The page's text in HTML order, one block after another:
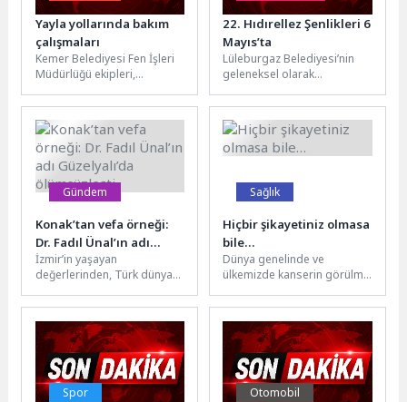
Yayla yollarında bakım
çalışmaları
Kemer Belediyesi Fen İşleri
Müdürlüğü ekipleri,
bakım ve onarım çalışmaları
gerçekleştiriyor. Yaz
aylarında...
22. Hıdırellez Şenlikleri 6
Mayıs’ta
Lüleburgaz Belediyesi’nin
geleneksel olarak
Şenlikleri, 6 Mayıs Çarşamba
günü Kongre Meydanı’nda
coşkuyla...
Gündem
Konak’tan vefa örneği:
Dr. Fadıl Ünal’ın adı
Güzelyalı’da
ölümsüzleşti
İzmir’in yaşayan
değerlerinden, Türk dünyası
birliğinin gelişmesine önemli
katkılar sunmuş...
Sağlık
Hiçbir şikayetiniz olmasa
bile…
Dünya genelinde ve
ülkemizde kanserin görülme
artışın başlıca nedenleri
arasında; yaşam...
Spor Otomobil